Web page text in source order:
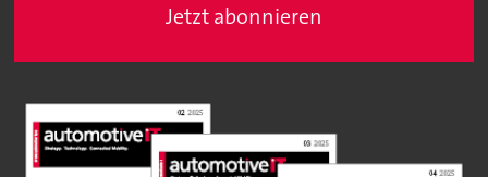
Jetzt abonnieren